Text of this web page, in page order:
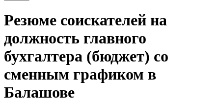
Резюме соискателей на
должность главного
бухгалтера (бюджет) со
сменным графиком в
Балашове